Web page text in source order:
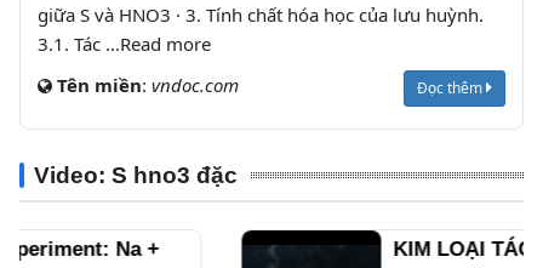
giữa S và HNO3 · 3. Tính chất hóa học của lưu huỳnh.
3.1. Tác ...Read more
Tên miền: vndoc.com Đọc thêm
Video: S hno3 đặc
KIM LOẠI TÁC DỤNG VỚI